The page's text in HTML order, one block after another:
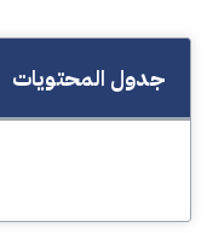
جدول المحتويات